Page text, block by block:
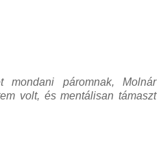
mondani páromnak, Molnár
volt, és mentálisan támaszt